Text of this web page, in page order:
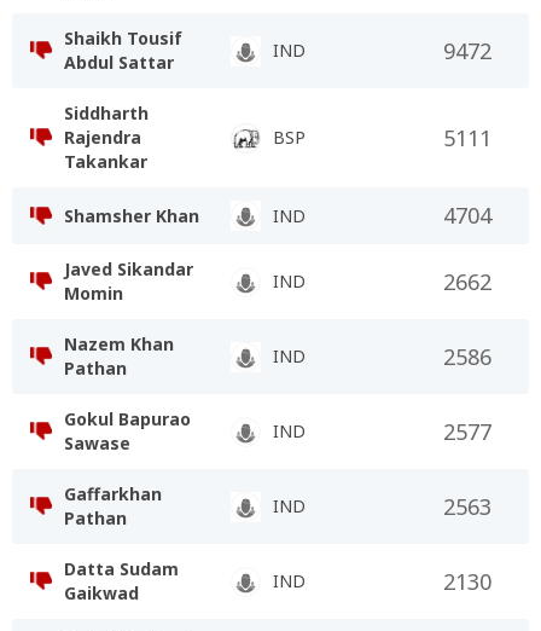
Shaikh Tousif
Abdul Sattar
IND 9472
Siddharth
Rajendra
Takankar
BSP 5111
Shamsher Khan IND 4704
Javed Sikandar
Momin
IND 2662
Nazem Khan
Pathan
IND 2586
Gokul Bapurao
Sawase
IND 2577
Gaffarkhan
Pathan
IND 2563
Datta Sudam
Gaikwad
IND 2130